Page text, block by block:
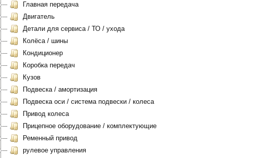
Главная передача
Двигатель
Детали для сервиса / ТО / ухода
Колёса / шины
Кондиционер
Коробка передач
Кузов
Подвеска / амортизация
Подвеска оси / система подвески / колеса
Привод колеса
Прицепное оборудование / комплектующие
Ременный привод
рулевое управления